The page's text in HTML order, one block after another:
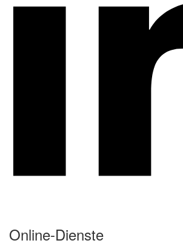
Online-Dienste